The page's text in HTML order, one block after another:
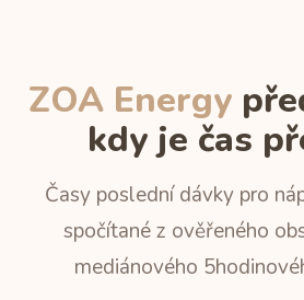
ZOA Energy
kdy je čas
Časy poslední dávky pro
spočítané z ověřeného
mediánového